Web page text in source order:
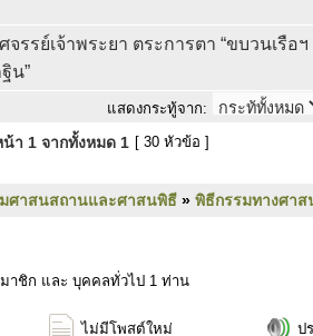
จรรย์เจ้าพระยา ตระการตา “ขบวนเรือฯ
น”
แสดงกระทู้จาก:
น้า 1 จากทั้งหมด 1 [ 30 หัวข้อ ]
ศาสนสถานและศาสนพิธี » พิธีกรรมทางศา
าชิก และ บุคคลทั่วไป 1 ท่าน
ไม่มีโพสต์ใหม่
ป